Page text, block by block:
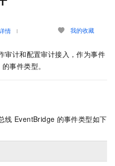
情 我的收藏
审计和配置审计接入，作为事件
的事件类型。
线 EventBridge 的事件类型如下